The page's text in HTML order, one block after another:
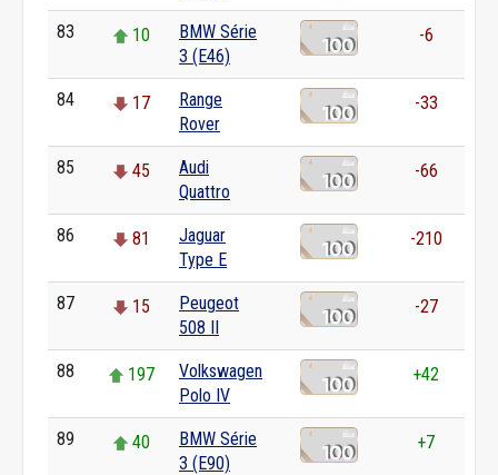
83 10
BMW Série
3 (E46)
-6
84 17
Range
Rover
-33
85 45
Audi
Quattro
-66
86 81
Jaguar
Type E
-210
87 15
Peugeot
508 II
-27
88 197
Volkswagen
Polo IV
+42
89 40
BMW Série
3 (E90)
+7